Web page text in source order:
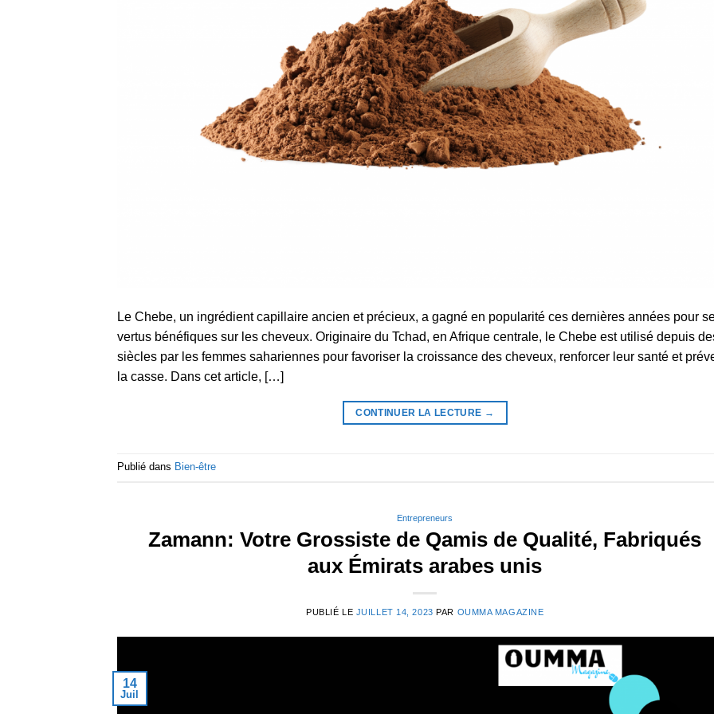
Le Chebe, un ingrédient capillaire ancien et précieux, a gagné en popularité ces dernières années pour
vertus bénéfiques sur les cheveux. Originaire du Tchad, en Afrique centrale, le Chebe est utilisé depuis
siècles par les femmes sahariennes pour favoriser la croissance des cheveux, renforcer leur santé et
la casse. Dans cet article, […]
CONTINUER LA LECTURE →
Publié dans Bien-être
Entrepreneurs
Zamann: Votre Grossiste de Qamis de Qualité, Fabriqués
aux Émirats arabes unis
PUBLIÉ LE JUILLET 14, 2023 PAR OUMMA MAGAZINE
14
Juil